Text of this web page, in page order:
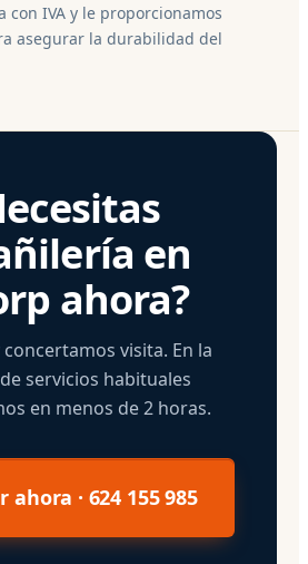
con IVA y le proporcionamos
asegurar la durabilidad del
en
ahora?
visita. En la
servicios habituales
en menos de 2 horas.
ahora · 624 155 985